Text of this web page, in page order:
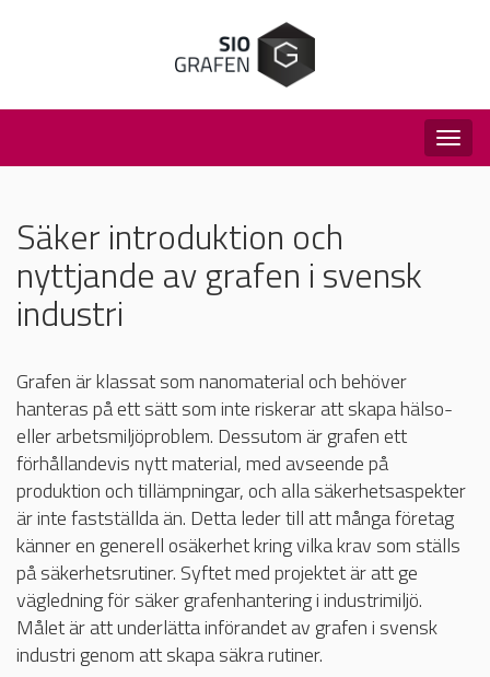
Säker introduktion och
nyttjande av grafen i svensk
industri
Grafen är klassat som nanomaterial och behöver
hanteras på ett sätt som inte riskerar att skapa hälso-
eller arbetsmiljöproblem. Dessutom är grafen ett
förhållandevis nytt material, med avseende på
produktion och tillämpningar, och alla säkerhetsaspekter
är inte fastställda än. Detta leder till att många företag
känner en generell osäkerhet kring vilka krav som ställs
på säkerhetsrutiner. Syftet med projektet är att ge
vägledning för säker grafenhantering i industrimiljö.
Målet är att underlätta införandet av grafen i svensk
industri genom att skapa säkra rutiner.